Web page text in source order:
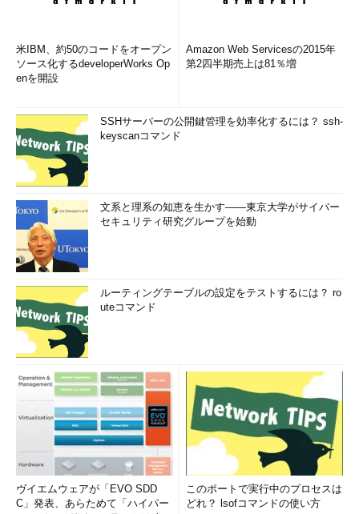
米IBM、約50のコードをオープン
ソース化するdeveloperWorks Op
enを開設
Amazon Web Servicesの2015年
第2四半期売上は81％増
SSHサーバーの公開鍵管理を効率化するには？ ssh-
keyscanコマンド
文系と理系の知恵を生かす――東京大学がサイバー
セキュリティ研究グループを始動
ルーティングテーブルの設定をテストするには？ ro
uteコマンド
ヴイエムウェアが「EVO SDD
C」発表、あらためて「ハイパー
このポートで実行中のプロセスは
どれ？ lsofコマンドの使い方